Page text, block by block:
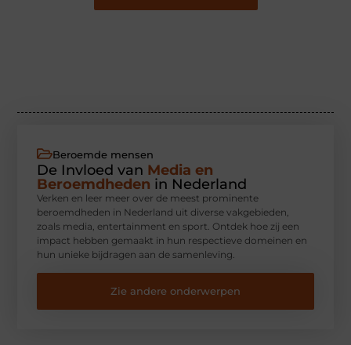
Beroemde mensen
De Invloed van Media en
Beroemdheden in Nederland
Verken en leer meer over de meest prominente
beroemdheden in Nederland uit diverse vakgebieden,
zoals media, entertainment en sport. Ontdek hoe zij een
impact hebben gemaakt in hun respectieve domeinen en
hun unieke bijdragen aan de samenleving.
Zie andere onderwerpen